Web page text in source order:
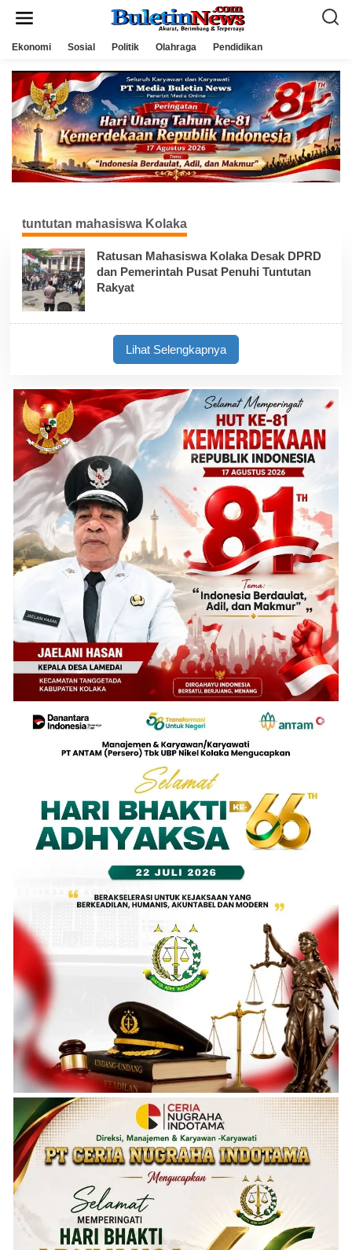
Ekonomi Sosial Politik Olahraga Pendidikan
tuntutan mahasiswa Kolaka
Ratusan Mahasiswa Kolaka Desak DPRD
dan Pemerintah Pusat Penuhi Tuntutan
Rakyat
Lihat Selengkapnya